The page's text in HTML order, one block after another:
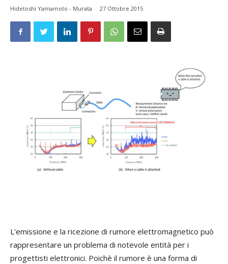
Hidetoshi Yamamoto - Murata - 27 Ottobre 2015
L'emissione e la ricezione di rumore elettromagnetico può
rappresentare un problema di notevole entità per i
progettisti elettronici. Poichè il rumore è una forma di